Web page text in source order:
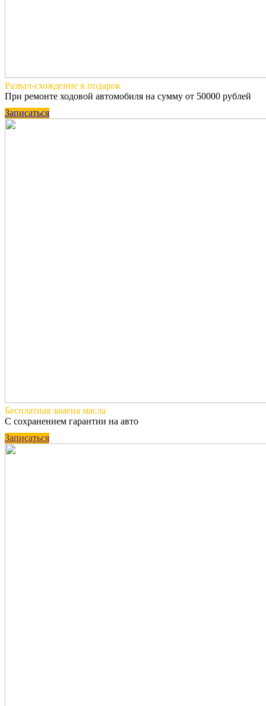
Развал-схождение в подарок
При ремонте ходовой автомобиля на сумму от 50000 рублей
Записаться
Бесплатная замена масла
С сохранением гарантии на авто
Записаться